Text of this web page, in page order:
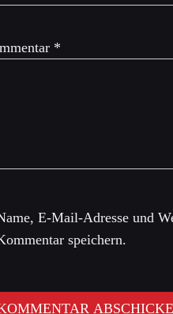
*
E-Mail-Adresse und
speichern.